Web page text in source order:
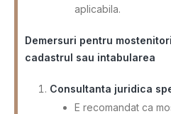
aplicabila.
Demersuri pentru
cadastrul sau intabularea
Consultanta juridica
E recomandat ca